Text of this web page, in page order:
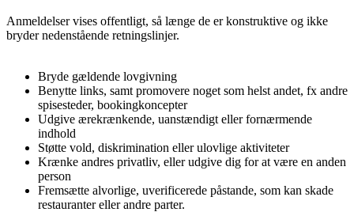
Anmeldelser vises offentligt, så længe de er konstruktive og ikke
bryder nedenstående retningslinjer.
Bryde gældende lovgivning
Benytte links, samt promovere noget som helst andet, fx andre
spisesteder, bookingkoncepter
Udgive ærekrænkende, uanstændigt eller fornærmende
indhold
Støtte vold, diskrimination eller ulovlige aktiviteter
Krænke andres privatliv, eller udgive dig for at være en anden
person
Fremsætte alvorlige, uverificerede påstande, som kan skade
restauranter eller andre parter.